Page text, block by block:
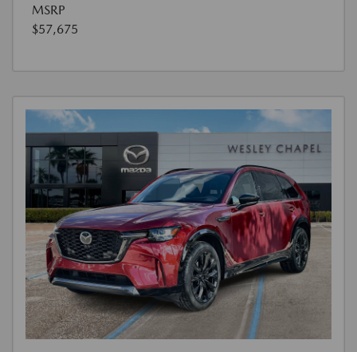
MSRP
$57,675